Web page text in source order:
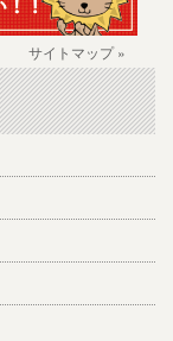
サイトマップ »